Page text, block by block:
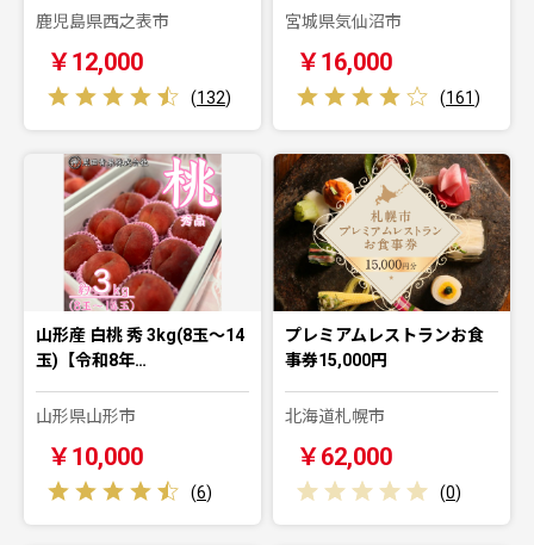
鹿児島県西之表市
￥12,000
(132)
宮城県気仙沼市
￥16,000
(161)
山形産 白桃 秀 3kg(8玉～14
玉)【令和8年…
山形県山形市
￥10,000
(6)
プレミアムレストランお食
事券15,000円
北海道札幌市
￥62,000
(0)